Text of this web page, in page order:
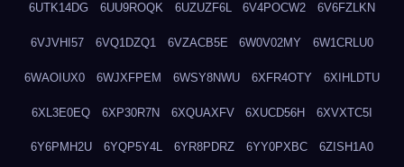
6UTK14DG 6UU9ROQK 6UZUZF6L 6V4POCW2 6V6FZLKN
6VJVHI57 6VQ1DZQ1 6VZACB5E 6W0V02MY 6W1CRLU0
6WAOIUX0 6WJXFPEM 6WSY8NWU 6XFR4OTY 6XIHLDTU
6XL3E0EQ 6XP30R7N 6XQUAXFV 6XUCD56H 6XVXTC5I
6Y6PMH2U 6YQP5Y4L 6YR8PDRZ 6YY0PXBC 6ZISH1A0